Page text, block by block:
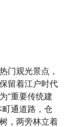
门观光景点，
留着江户时代
“重要传统建
町通道路，仓
，两旁林立着